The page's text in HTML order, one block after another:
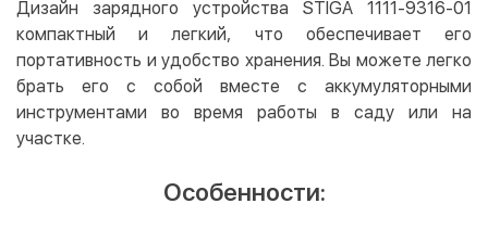
Мгновенная рассрочка (Приватбанк)
Оплата частями (Приватбанк)
Покупка частями (Монобанк)
Дизайн зарядного устройства STIGA 1111-9316-01
компактный и легкий, что обеспечивает его
портативность и удобство хранения. Вы можете легко
брать его с собой вместе с аккумуляторными
инструментами во время работы в саду или на
участке.
Особенности: